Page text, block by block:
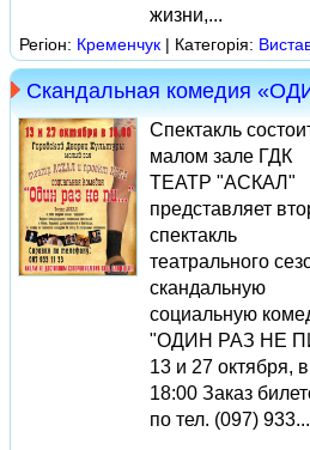
жизни,...
Регіон: Кременчук | Категорія:
Скандальная комедия
Спектакль
малом зале ГДК
ТЕАТР "АСКАЛ"
представляет
спектакль
театрального
скандальную
социальную
"ОДИН РАЗ НЕ
13 и 27 октября, в
18:00 Заказ
по тел. (097) 933...